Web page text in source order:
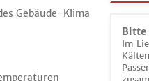
Bitte
Im
Gebäude-Klima